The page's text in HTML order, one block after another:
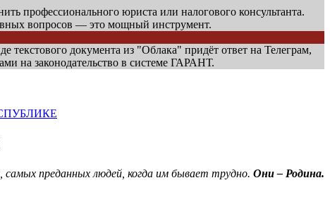
профессионального юриста или налогового консультанта.
вопросов — это мощный инструмент.
текстового документа из "Облака" придёт ответ на Телеграм,
на законодательство в системе ГАРАНТ.
преданных людей, когда им бывает трудно. Они – Родина.